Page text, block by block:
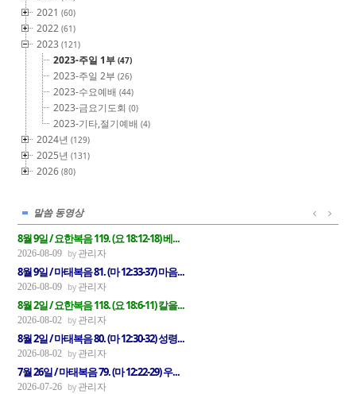
2021(60)
2022(61)
2023(121)
2023-주일 1부(47)
2023-주일 2부(26)
2023-수요예배(44)
2023-금요기도회(0)
2023-기타,절기예배(4)
2024년(129)
2025년(131)
2026(80)
말씀 동영상
8월 9일 / 요한복음 119. (요 18:12-18) 베...
2026-08-09 관리자
8월 9일 / 마태복음 81. (마 12:33-37) 마음...
2026-08-09 관리자
8월 2일 / 요한복음 118. (요 18:6-11) 칼을...
2026-08-02 관리자
8월 2일 / 마태복음 80. (마 12:30-32) 성령...
2026-08-02 관리자
7월 26일 / 마태복음 79. (마 12:22-29) 우...
2026-07-26 관리자